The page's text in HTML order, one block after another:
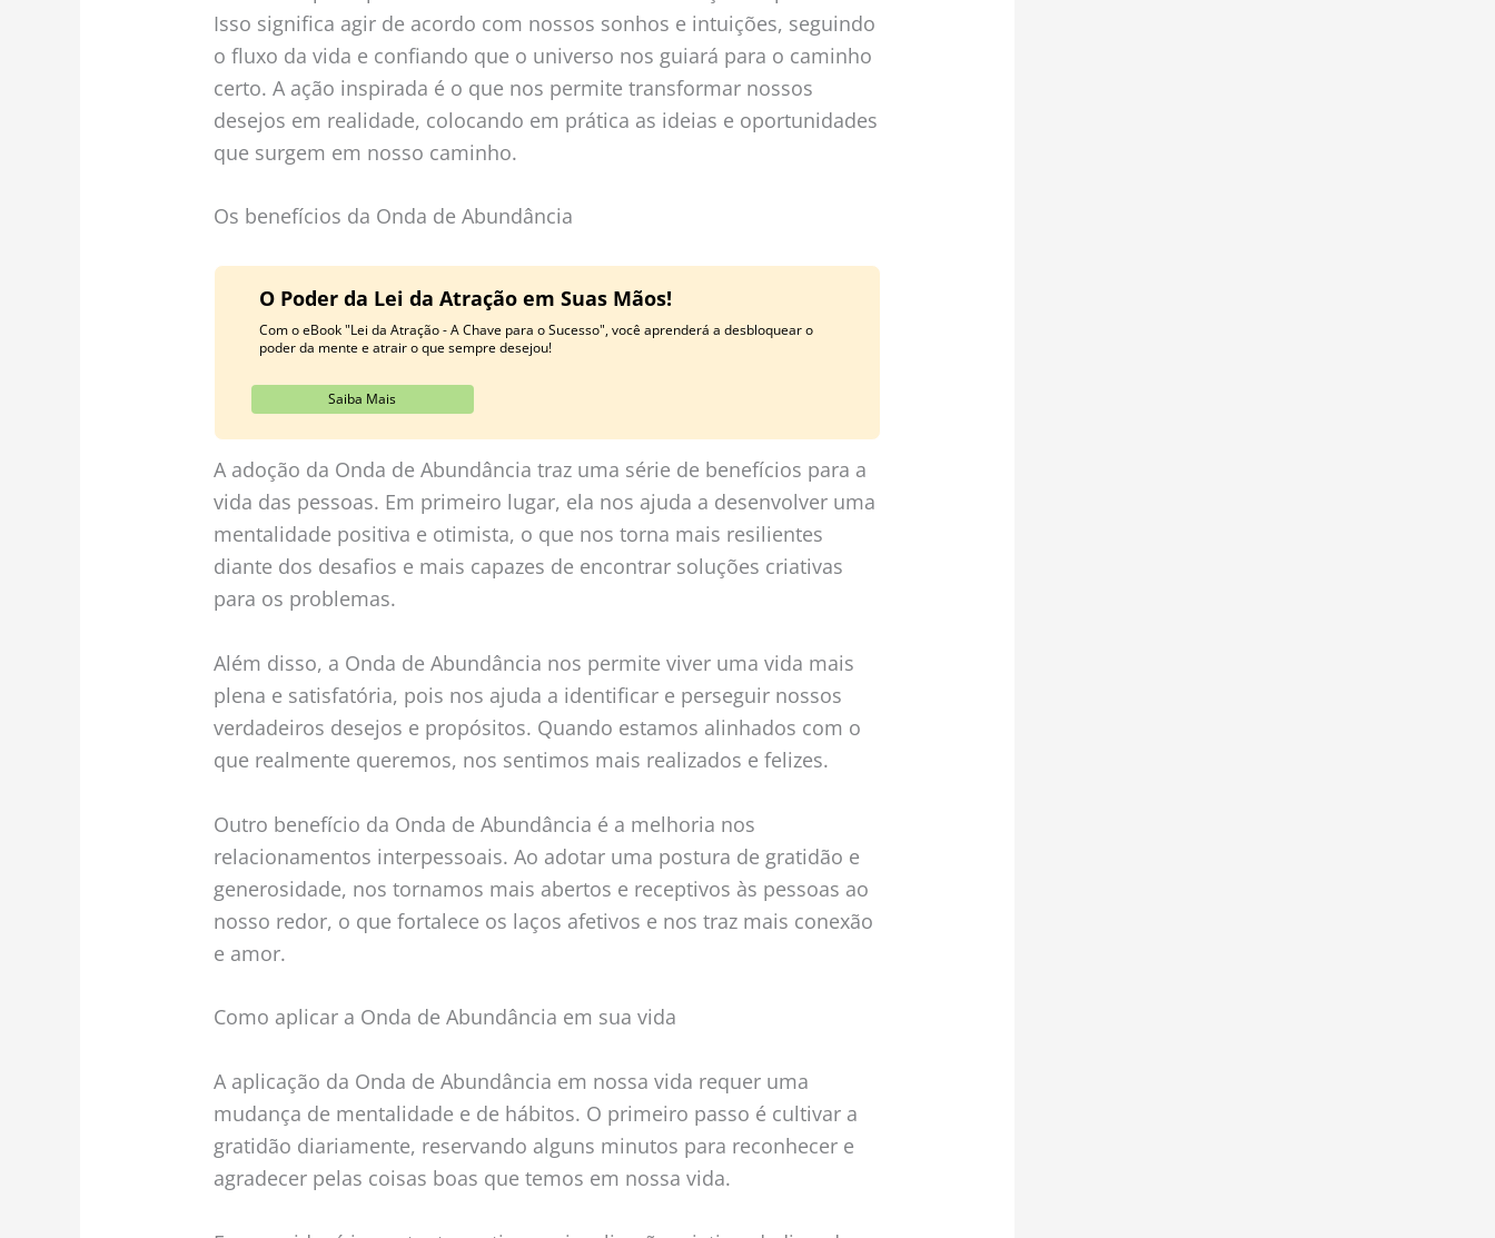
Isso significa agir de acordo com nossos sonhos e intuições, seguindo
o fluxo da vida e confiando que o universo nos guiará para o caminho
certo. A ação inspirada é o que nos permite transformar nossos
desejos em realidade, colocando em prática as ideias e oportunidades
que surgem em nosso caminho.
Os benefícios da Onda de Abundância
O Poder da Lei da Atração em Suas Mãos!
Com o eBook "Lei da Atração - A Chave para o Sucesso", você aprenderá a desbloquear o
poder da mente e atrair o que sempre desejou!
Saiba Mais
A adoção da Onda de Abundância traz uma série de benefícios para a
vida das pessoas. Em primeiro lugar, ela nos ajuda a desenvolver uma
mentalidade positiva e otimista, o que nos torna mais resilientes
diante dos desafios e mais capazes de encontrar soluções criativas
para os problemas.
Além disso, a Onda de Abundância nos permite viver uma vida mais
plena e satisfatória, pois nos ajuda a identificar e perseguir nossos
verdadeiros desejos e propósitos. Quando estamos alinhados com o
que realmente queremos, nos sentimos mais realizados e felizes.
Outro benefício da Onda de Abundância é a melhoria nos
relacionamentos interpessoais. Ao adotar uma postura de gratidão e
generosidade, nos tornamos mais abertos e receptivos às pessoas ao
nosso redor, o que fortalece os laços afetivos e nos traz mais conexão
e amor.
Como aplicar a Onda de Abundância em sua vida
A aplicação da Onda de Abundância em nossa vida requer uma
mudança de mentalidade e de hábitos. O primeiro passo é cultivar a
gratidão diariamente, reservando alguns minutos para reconhecer e
agradecer pelas coisas boas que temos em nossa vida.